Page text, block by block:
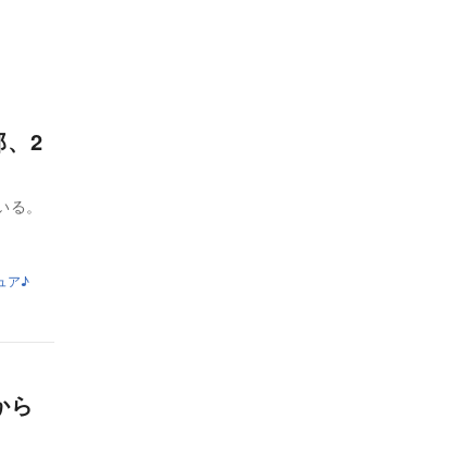
、2
。
ア♪
ら